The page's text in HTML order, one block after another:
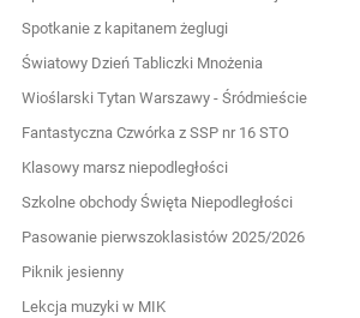
Spotkanie z kapitanem żeglugi
Światowy Dzień Tabliczki Mnożenia
Wioślarski Tytan Warszawy - Śródmieście
Fantastyczna Czwórka z SSP nr 16 STO
Klasowy marsz niepodległości
Szkolne obchody Święta Niepodległości
Pasowanie pierwszoklasistów 2025/2026
Piknik jesienny
Lekcja muzyki w MIK